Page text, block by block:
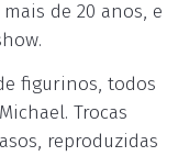
de 20 anos, e
figurinos, todos
Trocas
reproduzidas